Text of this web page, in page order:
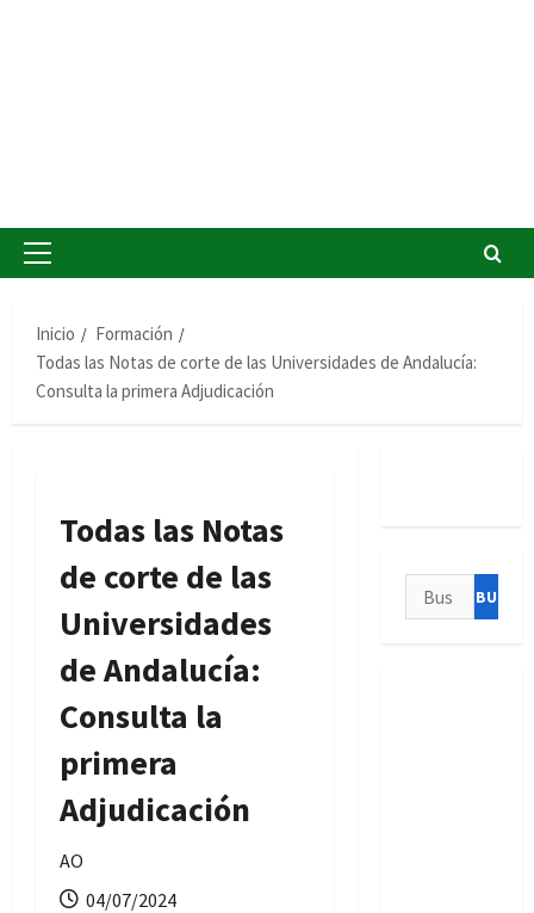
Menú
Inicio
Formación
Todas las Notas de corte de las Universidades de Andalucía:
Consulta la primera Adjudicación
Todas las Notas
de corte de las
Universidades
de Andalucía:
Consulta la
primera
Adjudicación
AO
04/07/2024
Buscar: